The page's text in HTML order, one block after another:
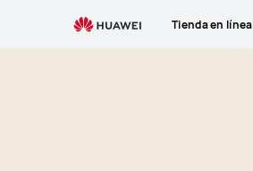
Tienda en línea